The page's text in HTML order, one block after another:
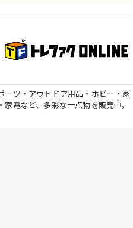
ーツ・アウトドア用品・ホビー・家
家電など、多彩な一点物を販売中。